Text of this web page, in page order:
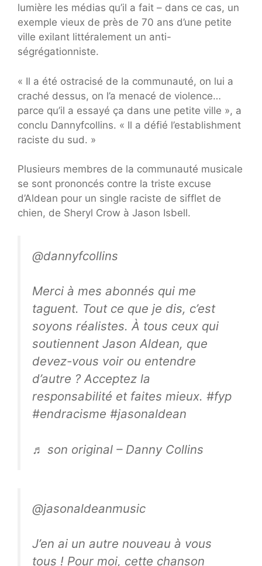
lumière les médias qu’il a fait – dans ce cas, un
exemple vieux de près de 70 ans d’une petite
ville exilant littéralement un anti-
ségrégationniste.
« Il a été ostracisé de la communauté, on lui a
craché dessus, on l’a menacé de violence…
parce qu’il a essayé ça dans une petite ville », a
conclu Dannyfcollins. « Il a défié l’establishment
raciste du sud. »
Plusieurs membres de la communauté musicale
se sont prononcés contre la triste excuse
d’Aldean pour un single raciste de sifflet de
chien, de Sheryl Crow à Jason Isbell.
@dannyfcollins
Merci à mes abonnés qui me
taguent. Tout ce que je dis, c’est
soyons réalistes. À tous ceux qui
soutiennent Jason Aldean, que
devez-vous voir ou entendre
d’autre ? Acceptez la
responsabilité et faites mieux. #fyp
#endracisme #jasonaldean
♬ son original – Danny Collins
@jasonaldeanmusic
J’en ai un autre nouveau à vous
tous ! Pour moi, cette chanson